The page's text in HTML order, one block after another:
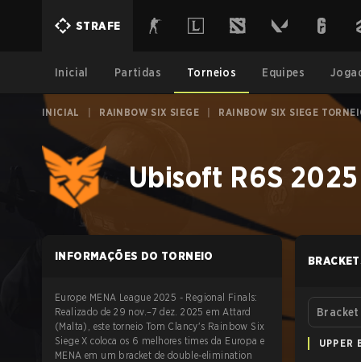
STRAFE
Inicial Partidas Torneios Equipes
INICIAL RAINBOW SIX SIEGE RAINBOW SIX SIEGE
Ubisoft R6S
INFORMAÇÕES DO TORNEIO
Europe MENA League 2025 - Regional Finals:
Realizado de 29 nov.–7 dez. 2025 em Attard
(Malta), este torneio Tom Clancy's Rainbow Six
Siege X coloca os 6 melhores times da Europa e
MENA em um bracket de double-elimination
Bracket
UPPER